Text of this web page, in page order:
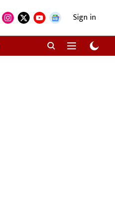
Sign in